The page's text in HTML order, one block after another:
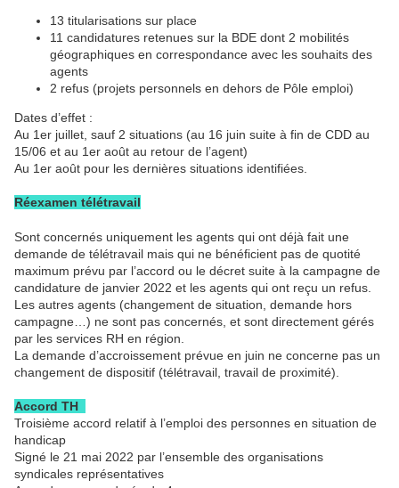
13 titularisations sur place
11 candidatures retenues sur la BDE dont 2 mobilités
géographiques en correspondance avec les souhaits des
agents
2 refus (projets personnels en dehors de Pôle emploi)
Dates d’effet :
Au 1er juillet, sauf 2 situations (au 16 juin suite à fin de CDD au
15/06 et au 1er août au retour de l’agent)
Au 1er août pour les dernières situations identifiées.
Réexamen télétravail
Sont concernés uniquement les agents qui ont déjà fait une
demande de télétravail mais qui ne bénéficient pas de quotité
maximum prévu par l’accord ou le décret suite à la campagne de
candidature de janvier 2022 et les agents qui ont reçu un refus.
Les autres agents (changement de situation, demande hors
campagne…) ne sont pas concernés, et sont directement gérés
par les services RH en région.
La demande d’accroissement prévue en juin ne concerne pas un
changement de dispositif (télétravail, travail de proximité).
Accord TH
Troisième accord relatif à l’emploi des personnes en situation de
handicap
Signé le 21 mai 2022 par l’ensemble des organisations
syndicales représentatives